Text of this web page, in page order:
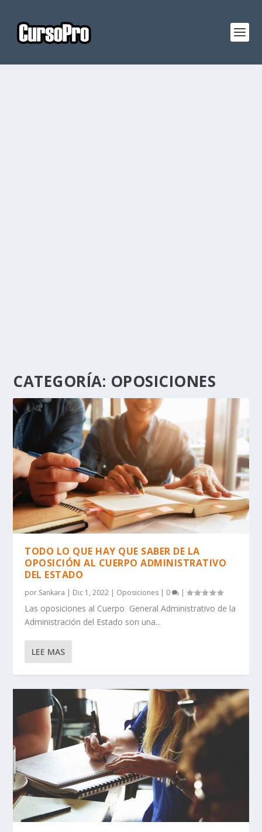
CATEGORÍA: OPOSICIONES
TODO LO QUE HAY QUE SABER DE LA
OPOSICIÓN AL CUERPO ADMINISTRATIVO
DEL ESTADO
por Sankara | Dic 1, 2022 | Oposiciones | 0 |
Las oposiciones al Cuerpo General Administrativo de la
Administración del Estado son una...
LEE MAS